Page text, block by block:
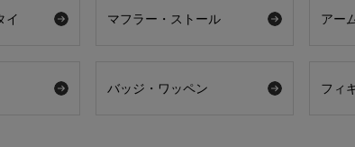
イ マフラー・ストール アー
バッジ・ワッペン フィ